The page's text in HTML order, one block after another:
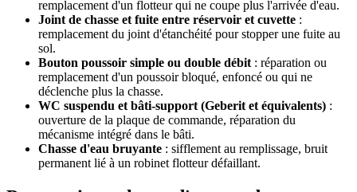
remplacement d'un flotteur qui ne coupe plus l'arrivée d'eau.
Joint de chasse et fuite entre réservoir et cuvette :
remplacement du joint d'étanchéité pour stopper une fuite au
sol.
Bouton poussoir simple ou double débit : réparation ou
remplacement d'un poussoir bloqué, enfoncé ou qui ne
déclenche plus la chasse.
WC suspendu et bâti-support (Geberit et équivalents) :
ouverture de la plaque de commande, réparation du
mécanisme intégré dans le bâti.
Chasse d'eau bruyante : sifflement au remplissage, bruit
permanent lié à un robinet flotteur défaillant.